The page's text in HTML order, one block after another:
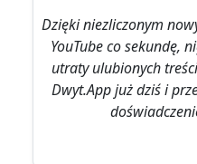
Dzięki niezliczonym
YouTube co sekundę,
utraty ulubionych
Dwyt.App już dziś i